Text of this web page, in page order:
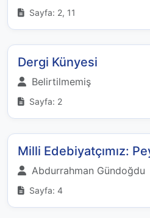
Sayfa: 2, 11
Dergi Künyesi
Belirtilmemiş
Sayfa: 2
Milli Edebiyatçımız:
Abdurrahman Gündoğdu
Sayfa: 4